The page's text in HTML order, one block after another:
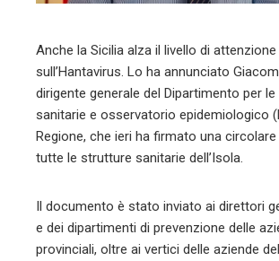
Anche la Sicilia alza il livello di attenzione
sull’Hantavirus. Lo ha annunciato
dirigente generale del Dipartimento per
sanitarie e osservatorio epidemiologico
Regione, che ieri ha firmato una
tutte le strutture sanitarie dell’Isola.
Il documento è stato inviato ai direttori
e dei dipartimenti di prevenzione delle
provinciali, oltre ai vertici delle aziende